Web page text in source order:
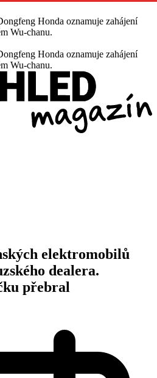
Honda oznamuje zahájení
Wu-chanu.
Honda oznamuje zahájení
Wu-chanu.
elektromobilů
dealera.
přebral